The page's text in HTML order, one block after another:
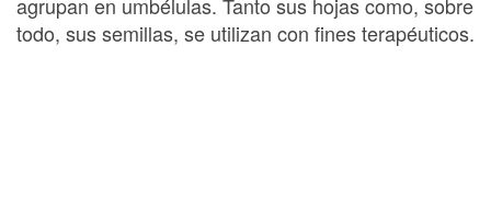
todo, sus semillas, se utilizan con fines terapéuticos.